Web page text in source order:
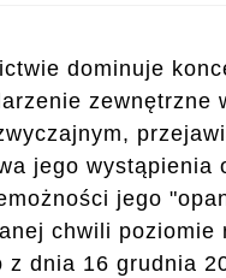
dominuje
zewnętrzne
jego wystąpienia
jego
chwili
z dnia 16 grudnia